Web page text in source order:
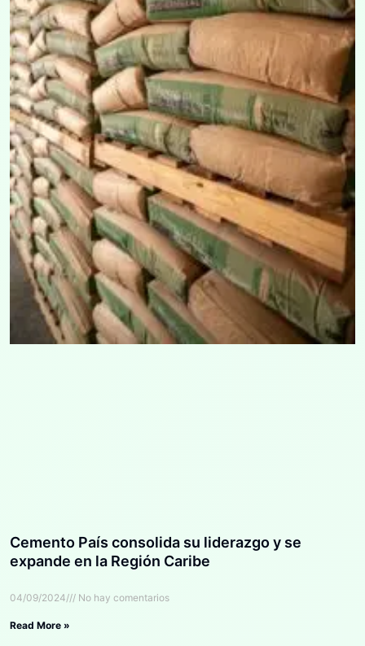
Cemento País consolida su liderazgo y se
expande en la Región Caribe
04/09/2024 No hay comentarios
Read More »